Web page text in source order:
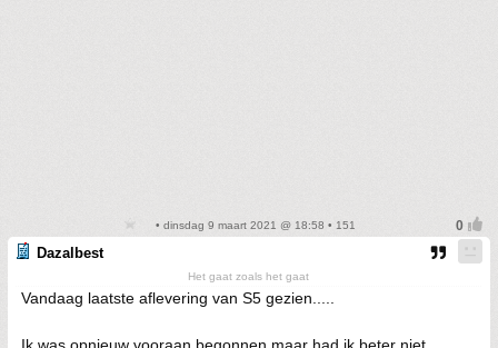
• dinsdag 9 maart 2021 @ 18:58 • 151
Dazalbest
Het gaat zoals het gaat
Vandaag laatste aflevering van S5 gezien.....